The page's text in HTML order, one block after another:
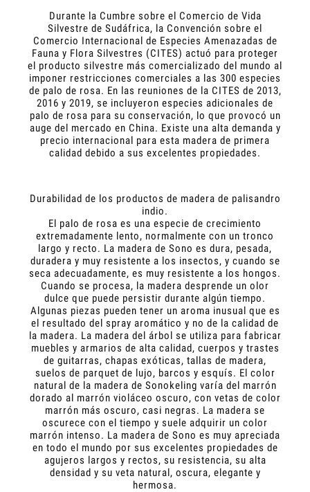
Durante la Cumbre sobre el Comercio de Vida
Silvestre de Sudáfrica, la Convención sobre el
Comercio Internacional de Especies Amenazadas de
Fauna y Flora Silvestres (CITES) actuó para proteger
el producto silvestre más comercializado del mundo al
imponer restricciones comerciales a las 300 especies
de palo de rosa. En las reuniones de la CITES de 2013,
2016 y 2019, se incluyeron especies adicionales de
palo de rosa para su conservación, lo que provocó un
auge del mercado en China. Existe una alta demanda y
precio internacional para esta madera de primera
calidad debido a sus excelentes propiedades.
Durabilidad de los productos de madera de palisandro
indio.
El palo de rosa es una especie de crecimiento
extremadamente lento, normalmente con un tronco
largo y recto. La madera de Sono es dura, pesada,
duradera y muy resistente a los insectos, y cuando se
seca adecuadamente, es muy resistente a los hongos.
Cuando se procesa, la madera desprende un olor
dulce que puede persistir durante algún tiempo.
Algunas piezas pueden tener un aroma inusual que es
el resultado del spray aromático y no de la calidad de
la madera. La madera del árbol se utiliza para fabricar
muebles y armarios de alta calidad, cuerpos y trastes
de guitarras, chapas exóticas, tallas de madera,
suelos de parquet de lujo, barcos y esquís. El color
natural de la madera de Sonokeling varía del marrón
dorado al marrón violáceo oscuro, con vetas de color
marrón más oscuro, casi negras. La madera se
oscurece con el tiempo y suele adquirir un color
marrón intenso. La madera de Sono es muy apreciada
en todo el mundo por sus excelentes propiedades de
agujeros largos y rectos, su resistencia, su alta
densidad y su veta natural, oscura, elegante y
hermosa.